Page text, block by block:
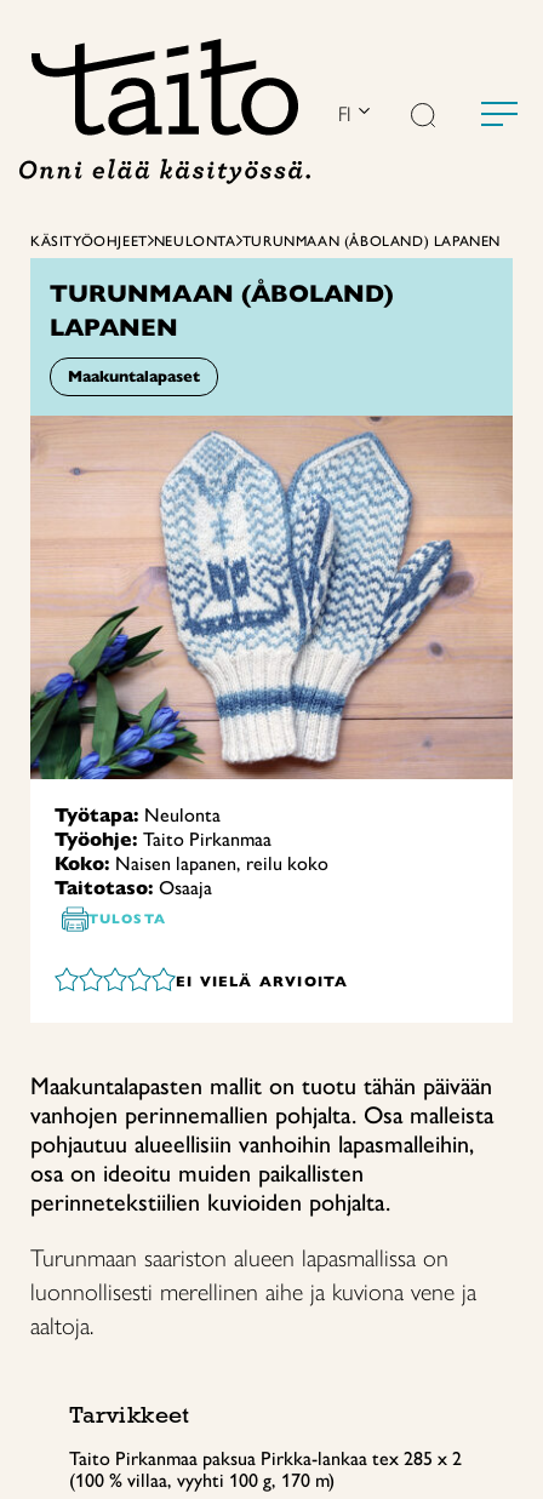
FI
KÄSITYÖOHJEET NEULONTA TURUNMAAN (ÅBOLAND) LAPANEN
TURUNMAAN (ÅBOLAND)
LAPANEN
Maakuntalapaset
Työtapa: Neulonta
Työohje: Taito Pirkanmaa
Koko: Naisen lapanen, reilu koko
Taitotaso: Osaaja
TULOSTA
EI VIELÄ ARVIOITA
Maakuntalapasten mallit on tuotu tähän päivään
vanhojen perinnemallien pohjalta. Osa malleista
pohjautuu alueellisiin vanhoihin lapasmalleihin,
osa on ideoitu muiden paikallisten
perinnetekstiilien kuvioiden pohjalta.
Turunmaan saariston alueen lapasmallissa on
luonnollisesti merellinen aihe ja kuviona vene ja
aaltoja.
Tarvikkeet
Taito Pirkanmaa paksua Pirkka-lankaa tex 285 x 2
(100 % villaa, vyyhti 100 g, 170 m)